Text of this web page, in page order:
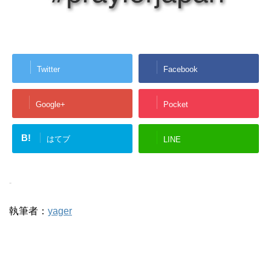
Twitter Facebook
Google+ Pocket
B! はてブ LINE
-
執筆者： yager